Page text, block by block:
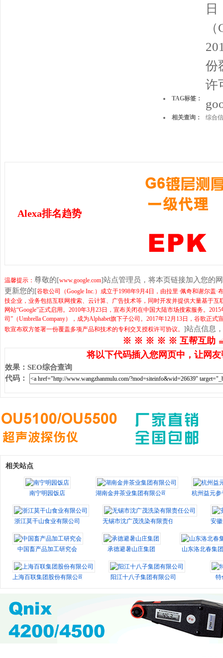
份
许
TAG标签：
相关查询： 综合
Alexa排名趋势
温馨提示： 尊敬的[www.google.com]站点管理员，将本页链接加入您的
更新您的[谷歌公司（Google Inc.）成立于1998年9月4日，由拉里·佩奇和谢尔
技企业，业务包括互联网搜索、云计算、广告技术等，同时开发并提供大量基于
网站“Google”正式启用。2010年3月23日，宣布关闭在中国大陆市场搜索服务。
司”（Umbrella Company），成为Alphabet旗下子公司。2017年12月13日，谷歌正
歌宣布双方签署一份覆盖多项产品和技术的专利交叉授权许可协议。 ]站点信息
※ ※ ※ ※ ※ 互帮互助
将以下代码插入您网页中，让网
效果 ： SEO综合查询
代码 ：
相关站点
南宁明园饭店 湖南金井茶业集团有限公司 杭州益元
浙江莫干山食业有限公司 无锡市沈广茂洗染有限责任公司 安
中国畜产品加工研究会 承德避暑山庄集团 山东洛北春集
上海百联集团股份有限公司 阳江十八子集团有限公司 特